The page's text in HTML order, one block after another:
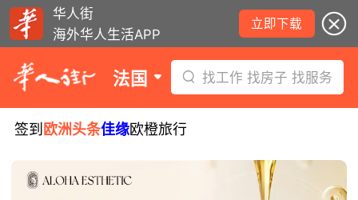
华人街
海外华人生活APP
立即下载
法国 找工作 找房子 找服务
签到 欧洲头条佳缘欧橙旅行